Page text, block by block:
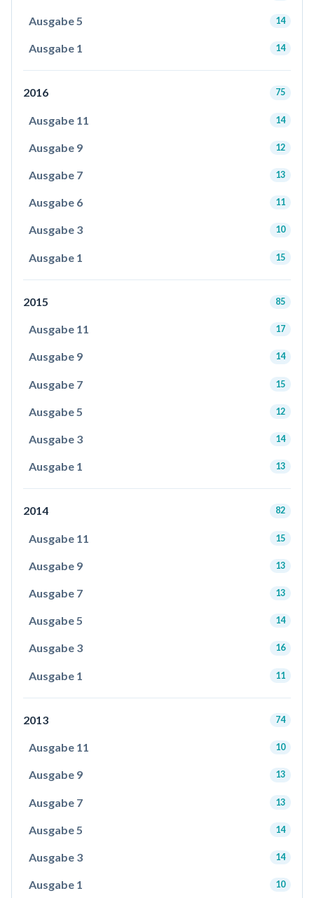
Ausgabe 5 14
Ausgabe 1 14
2016 75
Ausgabe 11 14
Ausgabe 9 12
Ausgabe 7 13
Ausgabe 6 11
Ausgabe 3 10
Ausgabe 1 15
2015 85
Ausgabe 11 17
Ausgabe 9 14
Ausgabe 7 15
Ausgabe 5 12
Ausgabe 3 14
Ausgabe 1 13
2014 82
Ausgabe 11 15
Ausgabe 9 13
Ausgabe 7 13
Ausgabe 5 14
Ausgabe 3 16
Ausgabe 1 11
2013 74
Ausgabe 11 10
Ausgabe 9 13
Ausgabe 7 13
Ausgabe 5 14
Ausgabe 3 14
Ausgabe 1 10